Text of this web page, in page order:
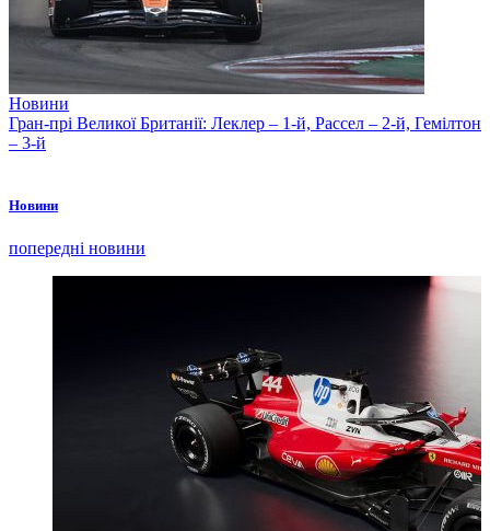
Новини
Гран-прі Великої Британії: Леклер – 1-й, Рассел – 2-й, Гемілтон
– 3-й
Новини
попередні новини